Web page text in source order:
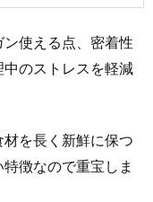
使える点、密着性
のストレスを軽減
を長く新鮮に保つ
徴なので重宝しま